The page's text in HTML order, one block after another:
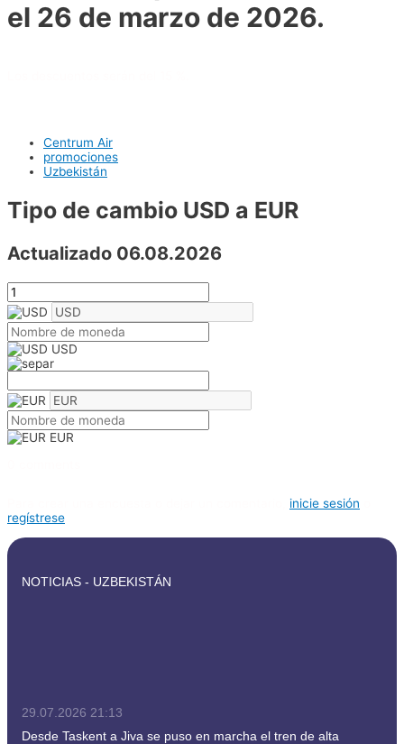
el 26 de marzo de 2026.
Centrum Air
promociones
Uzbekistán
Tipo de cambio USD a EUR
Actualizado 06.08.2026
USD
EUR
inicie sesión
regístrese
NOTICIAS - UZBEKISTÁN
29.07.2026 21:13
Desde Taskent a Jiva se puso en marcha el tren de alta